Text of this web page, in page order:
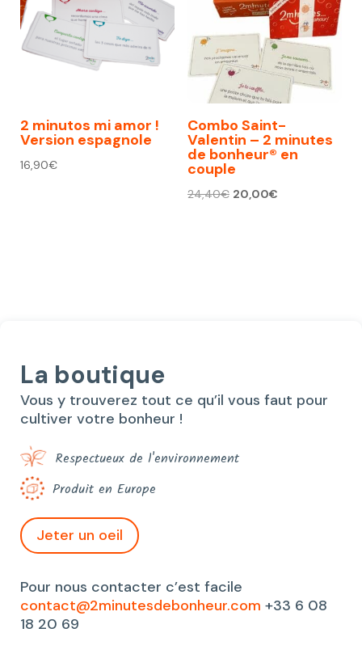
2 minutos mi amor !
Version espagnole
16,90€
Combo Saint-
Valentin – 2 minutes
de bonheur® en
couple
24,40€ Le
20,00€Le
La boutique
Vous y trouverez tout ce qu’il vous faut pour
cultiver votre bonheur !
Respectueux de l'environnement
Produit en Europe
Jeter un oeil
Pour nous contacter c’est facile
contact@2minutesdebonheur.com +33 6 08
18 20 69